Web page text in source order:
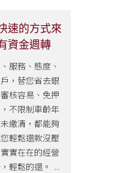
速的方式來
資金週轉
服務、態度、
，替您省去銀
核容易、免押
不限制車齡年
繳清，都能夠
輕鬆還款沒壓
實在在的經營
輕鬆的還。 ...